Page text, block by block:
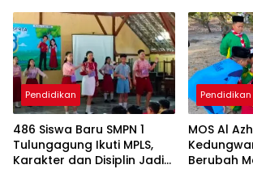
Pendidikan
486 Siswa Baru SMPN 1
Tulungagung Ikuti MPLS,
Karakter dan Disiplin Jadi
Pendidikan
MOS Al
Berubah